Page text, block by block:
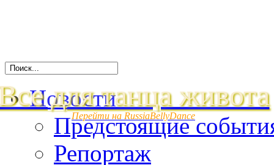
для танца живота
Перейти на RussiaBellyDance
Новости
Предстоящие
Репортаж